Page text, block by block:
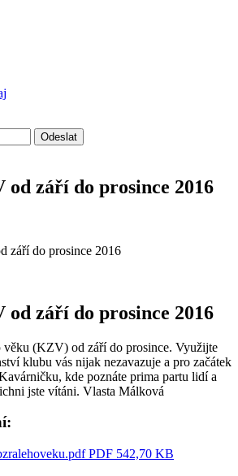
Odeslat
září do prosince 2016
září do prosince 2016
září do prosince 2016
věku (KZV) od září do prosince. Využijte
klubu vás nijak nezavazuje a pro začátek
kde poznáte prima partu lidí a
jste vítáni. Vlasta Málková
PDF 542,70 KB